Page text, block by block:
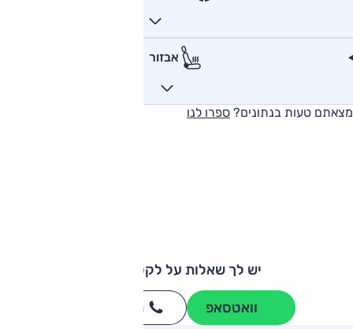
אבזור
מצאתם טעות בנתונים? ספרו לנו
יש לך שאלות על לקסוס NX?
וואטסאפ חייגו